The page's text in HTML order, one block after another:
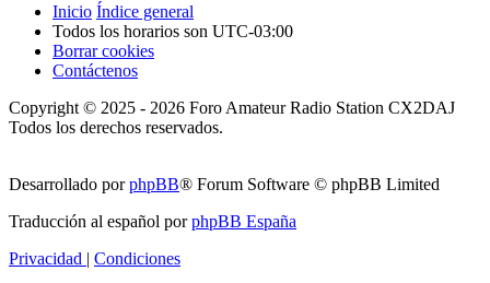
Inicio Índice general
Todos los horarios son UTC-03:00
Borrar cookies
Contáctenos
Copyright © 2025 - 2026 Foro Amateur Radio Station CX2DAJ
Todos los derechos reservados.
Desarrollado porphpBB® Forum Software © phpBB Limited
Traducción al español porphpBB España
Privacidad | Condiciones